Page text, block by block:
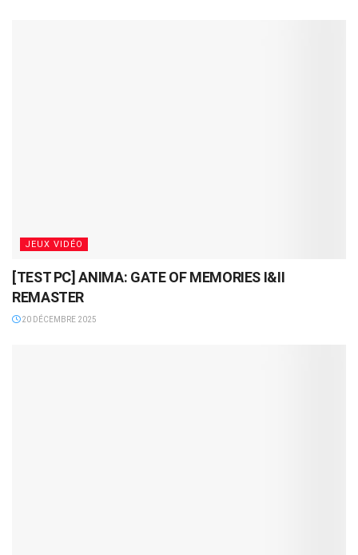
JEUX VIDÉO
[TEST PC] ANIMA: GATE OF MEMORIES I&II
REMASTER
20 DÉCEMBRE 2025